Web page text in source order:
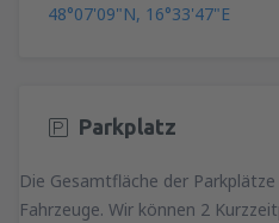
48°07'09"N, 16°33'47"E
Parkplatz
Die Gesamtfläche der
Fahrzeuge. Wir können 2